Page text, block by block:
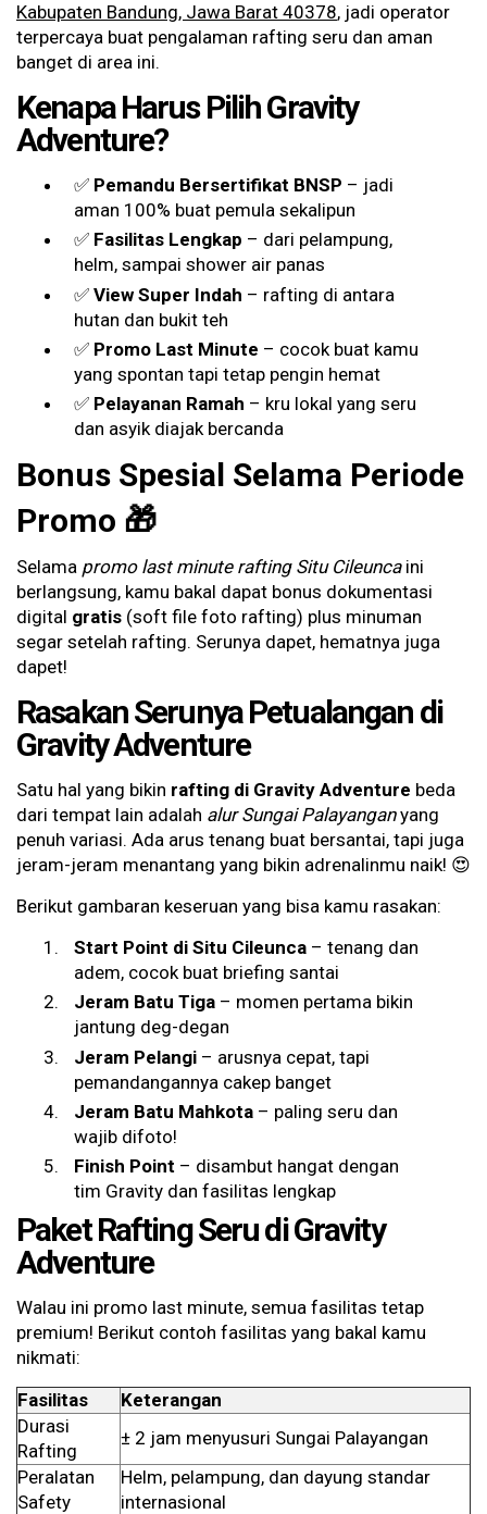
Kabupaten Bandung, Jawa Barat 40378, jadi operator
terpercaya buat pengalaman rafting seru dan aman
banget di area ini.
Kenapa Harus Pilih Gravity
Adventure?
✅ Pemandu Bersertifikat BNSP – jadi
aman 100% buat pemula sekalipun
✅ Fasilitas Lengkap – dari pelampung,
helm, sampai shower air panas
✅ View Super Indah – rafting di antara
hutan dan bukit teh
✅ Promo Last Minute – cocok buat kamu
yang spontan tapi tetap pengin hemat
✅ Pelayanan Ramah – kru lokal yang seru
dan asyik diajak bercanda
Bonus Spesial Selama Periode
Promo 🎁
Selama promo last minute rafting Situ Cileuncaini
berlangsung, kamu bakal dapat bonus dokumentasi
digital gratis (soft file foto rafting) plus minuman
segar setelah rafting. Serunya dapet, hematnya juga
dapet!
Rasakan Serunya Petualangan di
Gravity Adventure
Satu hal yang bikin rafting di Gravity Adventure beda
dari tempat lain adalah alur Sungai Palayanganyang
penuh variasi. Ada arus tenang buat bersantai, tapi juga
jeram-jeram menantang yang bikin adrenalinmu naik! 😍
Berikut gambaran keseruan yang bisa kamu rasakan:
Start Point di Situ Cileunca– tenang dan
adem, cocok buat briefing santai
Jeram Batu Tiga– momen pertama bikin
jantung deg-degan
Jeram Pelangi– arusnya cepat, tapi
pemandangannya cakep banget
Jeram Batu Mahkota– paling seru dan
wajib difoto!
Finish Point – disambut hangat dengan
tim Gravity dan fasilitas lengkap
Paket Rafting Seru di Gravity
Adventure
Walau ini promo last minute, semua fasilitas tetap
premium! Berikut contoh fasilitas yang bakal kamu
nikmati:
Fasilitas
Keterangan
Durasi
Rafting
± 2 jam menyusuri Sungai Palayangan
Peralatan
Safety
Helm, pelampung, dan dayung standar
internasional